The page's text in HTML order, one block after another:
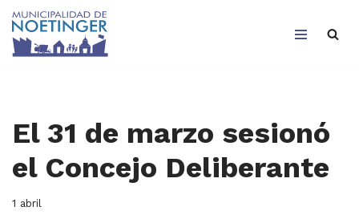
Saltar
El 31 de marzo sesionó
el Concejo Deliberante
1 abril